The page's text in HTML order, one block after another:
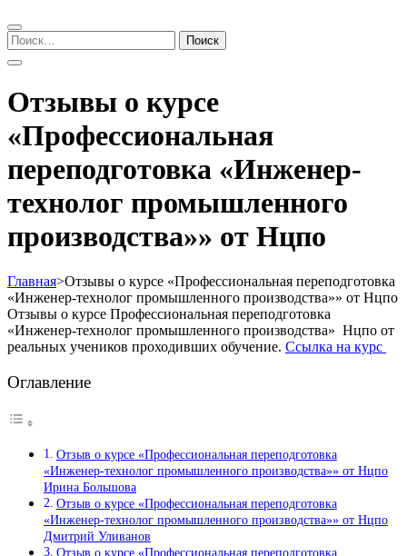
Найти:
Отзывы о курсе
«Профессиональная
переподготовка «Инженер-
технолог промышленного
производства»» от Нцпо
Главная>Отзывы о курсе «Профессиональная переподготовка
«Инженер-технолог промышленного производства»» от Нцпо
Отзывы о курсе Профессиональная переподготовка
«Инженер-технолог промышленного производства» Нцпо от
реальных учеников проходивших обучение. Ссылка на курс
Оглавление
Отзыв о курсе «Профессиональная переподготовка
«Инженер-технолог промышленного производства»» от Нцпо
Ирина Большова
Отзыв о курсе «Профессиональная переподготовка
«Инженер-технолог промышленного производства»» от Нцпо
Дмитрий Уливанов
Отзыв о курсе «Профессиональная переподготовка